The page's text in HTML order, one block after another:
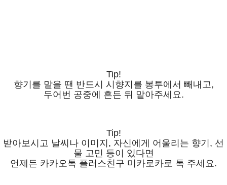
Tip!
향기를 맡을 땐 반드시 시향지를 봉투에서 빼내고,
두어번 공중에 흔든 뒤 맡아주세요.
Tip!
받아보시고 날씨나 이미지, 자신에게 어울리는 향기, 선
물 고민 등이 있다면
언제든 카카오톡 플러스친구 미카로카로 톡 주세요.